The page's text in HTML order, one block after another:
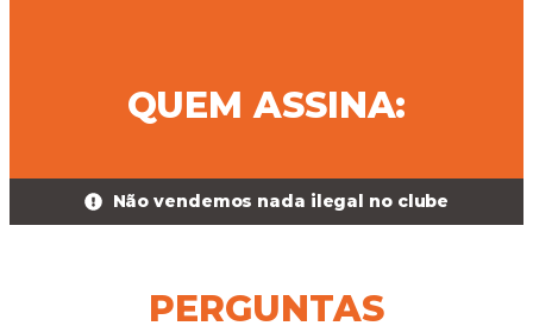
QUEM ASSINA:
Não vendemos nada ilegal no clube
PERGUNTAS